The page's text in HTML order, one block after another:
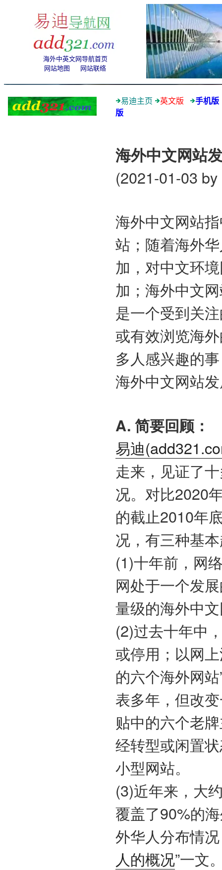
海外中英文网导航首页
网站地图
网站联络
易迪主页 英文版
手机版
版
海外中文网站
(2021-01-03 by
海外中文网站
站；随着海外
加，对中文环
加；海外中文
是一个受到关
或有效浏览海
多人感兴趣的
海外中文网站
A. 简要回顾：
易迪(
走来，见证了
况。对比2020
的截止2010年
况，有三种基
(1)十年前，网
网处于一个发
量级的海外中
(2)过去十年中
或停用；以网
的六个海外网
表多年，但改
贴中的六个老
经转型或闲置
小型网站。
(3)近年来，大
覆盖了90%的
外华人分布情
人的概况”一文